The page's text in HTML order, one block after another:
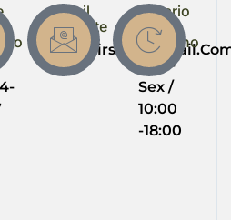
Email
Suporte
Horario
de
Trabalho
Seg -
Sex /
10:00
-18:00